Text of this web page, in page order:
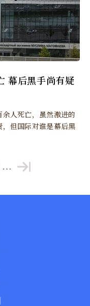
幕后黑手尚有疑
人死亡，虽然激进的
但国际对谁是幕后黑
…